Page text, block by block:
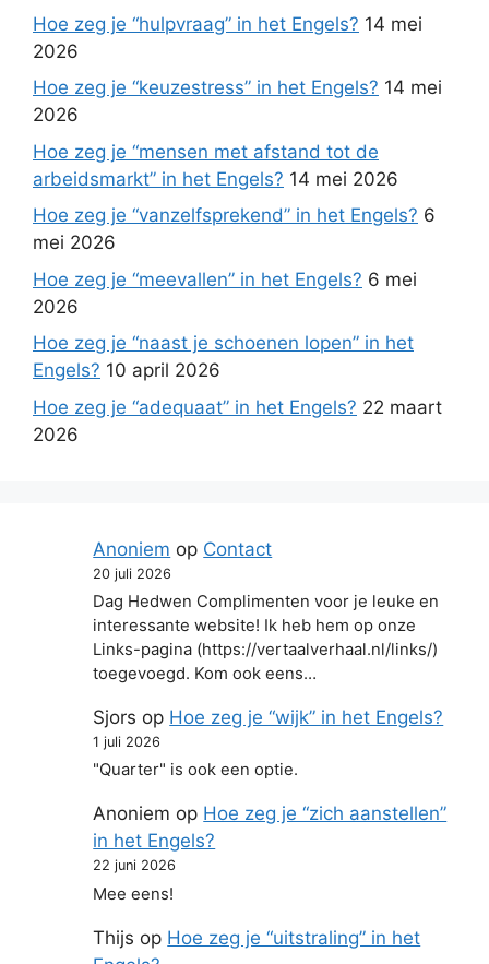
Hoe zeg je “hulpvraag” in het Engels? 14 mei
2026
Hoe zeg je “keuzestress” in het Engels? 14 mei
2026
Hoe zeg je “mensen met afstand tot de
arbeidsmarkt” in het Engels? 14 mei 2026
Hoe zeg je “vanzelfsprekend” in het Engels? 6
mei 2026
Hoe zeg je “meevallen” in het Engels? 6 mei
2026
Hoe zeg je “naast je schoenen lopen” in het
Engels? 10 april 2026
Hoe zeg je “adequaat” in het Engels? 22 maart
2026
Anoniem op Contact
20 juli 2026
Dag Hedwen Complimenten voor je leuke en
interessante website! Ik heb hem op onze
Links-pagina (https://vertaalverhaal.nl/links/)
toegevoegd. Kom ook eens…
Sjors op Hoe zeg je “wijk” in het Engels?
1 juli 2026
"Quarter" is ook een optie.
Anoniem op Hoe zeg je “zich aanstellen”
in het Engels?
22 juni 2026
Mee eens!
Thijs op Hoe zeg je “uitstraling” in het